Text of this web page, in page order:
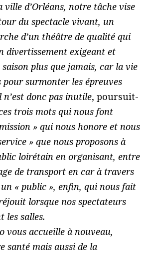
d’Orléans, notre tâche vise
du spectacle vivant, un
d’un théâtre de qualité qui
divertissement exigeant et
plus que jamais, car la vie
pour surmonter les épreuves
n’est donc pas inutile, poursuit-
trois mots qui nous font
» qui nous honore et nous
» que nous proposons à
loirétain en organisant, entre
de transport en car à travers
« public », enfin, qui nous fait
lorsque nos spectateurs
les salles.
vous accueille à nouveau,
santé mais aussi de la